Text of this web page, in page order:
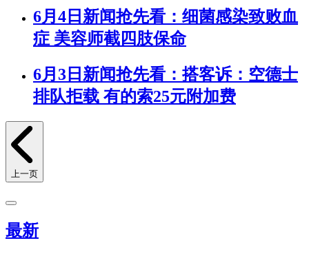
6月4日新闻抢先看：细菌感染致败血
症 美容师截四肢保命
6月3日新闻抢先看：搭客诉：空德士
排队拒载 有的索25元附加费
上一页
最新